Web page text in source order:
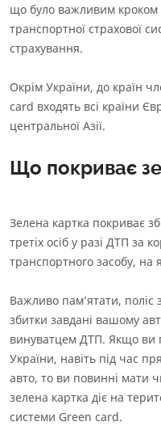
що було важливим кроком
транспортної страхової
страхування.
Окрім України, до країн
card входять всі країни
центральної Азії.
Що покриває
Зелена картка покриває
третіх осіб у разі ДТП за
транспортного засобу, на
Важливо памʼятати, поліс
збитки завдані вашому
винуватцем ДТП. Якщо ви
України, навіть під час
авто, то ви повинні мати
зелена картка діє на
системи Green card.